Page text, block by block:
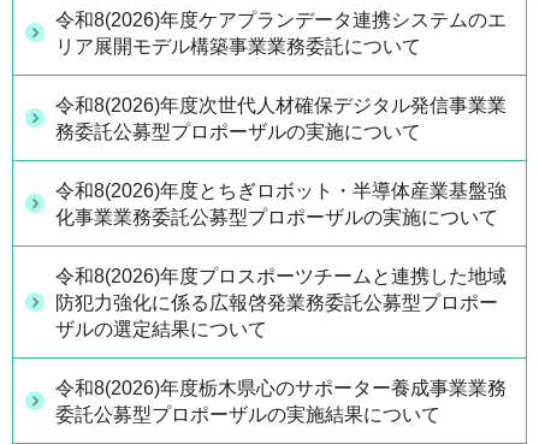
令和8(2026)年度ケアプランデータ連携システムのエ
リア展開モデル構築事業業務委託について
令和8(2026)年度次世代人材確保デジタル発信事業業
務委託公募型プロポーザルの実施について
令和8(2026)年度とちぎロボット・半導体産業基盤強
化事業業務委託公募型プロポーザルの実施について
令和8(2026)年度プロスポーツチームと連携した地域
防犯力強化に係る広報啓発業務委託公募型プロポー
ザルの選定結果について
令和8(2026)年度栃木県心のサポーター養成事業業務
委託公募型プロポーザルの実施結果について